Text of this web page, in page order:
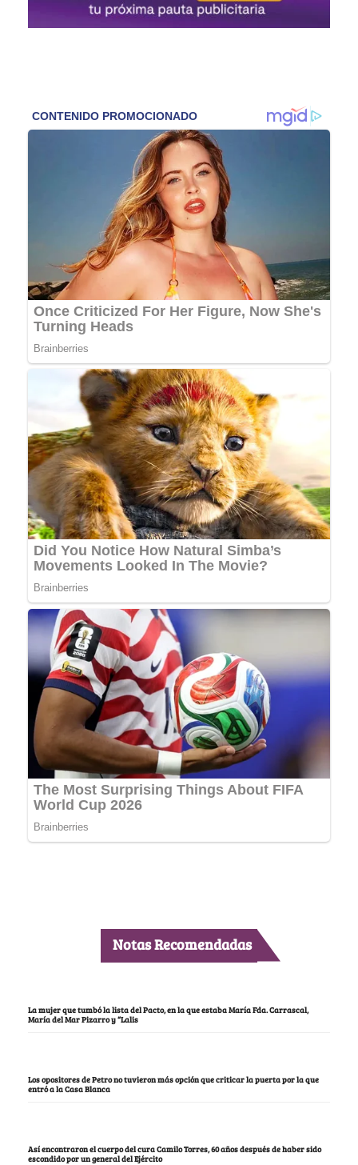
Notas Recomendadas
La mujer que tumbó la lista del Pacto, en la que estaba María Fda. Carrascal,
María del Mar Pizarro y “Lalis
Los opositores de Petro no tuvieron más opción que criticar la puerta por la que
entró a la Casa Blanca
Así encontraron el cuerpo del cura Camilo Torres, 60 años después de haber sido
escondido por un general del Ejército